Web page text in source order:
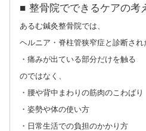
■ 整骨院でできるケアの考
あるむ鍼灸整骨院では、
ヘルニア・脊柱管狭窄症と診断され
・痛みが出ている部分だけを触る
のではなく、
・腰や背中まわりの筋肉のこわばり
・姿勢や体の使い方
・日常生活での負担のかかり方